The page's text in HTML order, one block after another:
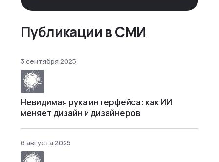
днями. А то и неделями, если сильно
Публикации в СМИ
3 сентября 2025
Невидимая рука интерфейса: как ИИ
меняет дизайн и дизайнеров
6 августа 2025